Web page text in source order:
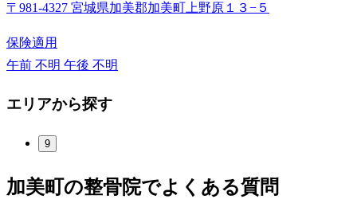
〒981-4327 宮城県加美郡加美町上野原１３−５
保険適用
午前 不明 午後 不明
エリアから探す
9
加美町の整骨院でよくある質問